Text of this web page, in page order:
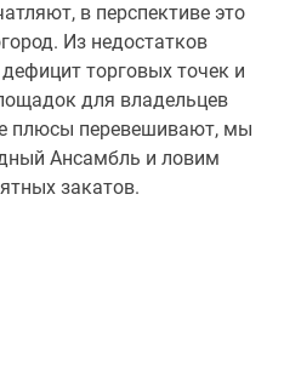
в перспективе это
Из недостатков
торговых точек и
для владельцев
плюсы перевешивают, мы
Ансамбль и ловим
закатов.